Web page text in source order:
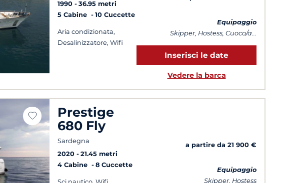
1990
36.95 metri
5 Cabine
10 Cuccette
Aria condizionata,
Desalinizzatore, Wifi
Equipaggio
Skipper, Hostess, Cuoco/a...
Inserisci le date
Vedere la barca
Prestige
680 Fly
Sardegna
2020
21.45 metri
4 Cabine
8 Cuccette
a partire da 21 900 €
Equipaggio
Skipper, Hostess